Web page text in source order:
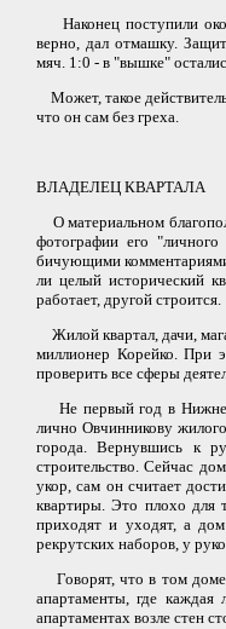
Наконец поступили
верно, дал отмашку.
мяч. 1:0 - в "вышке"
Может, такое
что он сам без греха.
ВЛАДЕЛЕЦ КВАРТАЛА
О материальном
фотографии его
бичующими
ли целый исторический
работает, другой строится.
Жилой квартал, дачи,
миллионер Корейко. При
проверить все сферы
Не первый год в Нижнем
лично Овчинникову
города. Вернувшись к
строительство. Сейчас
укор, сам он считает
квартиры. Это плохо для
приходят и уходят, а
рекрутских наборов, у
Говорят, что в том
апартаменты, где
апартаментах возле стен